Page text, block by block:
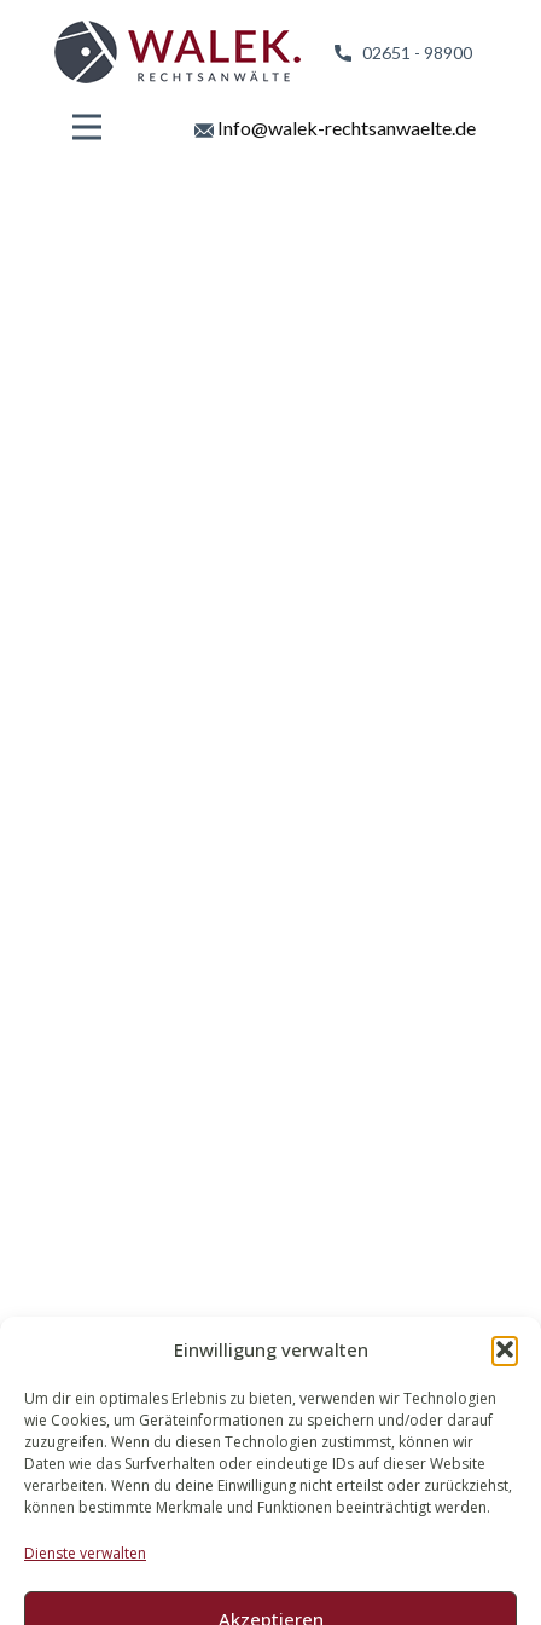
Einwilligung verwalten
Um dir ein optimales Erlebnis zu bieten, verwenden wir Technologien
wie Cookies, um Geräteinformationen zu speichern und/oder darauf
zuzugreifen. Wenn du diesen Technologien zustimmst, können wir
Daten wie das Surfverhalten oder eindeutige IDs auf dieser Website
verarbeiten. Wenn du deine Einwilligung nicht erteilst oder zurückziehst,
können bestimmte Merkmale und Funktionen beeinträchtigt werden.
Dienste verwalten
Akzeptieren
02651 - 98900
Info@walek-rechtsanwaelte.de
WALEK RECHTSANWÄLT​​E
Bachstraße 13
56727 Mayen
02651 98 900
info@walek-rechtsanwaelte.de